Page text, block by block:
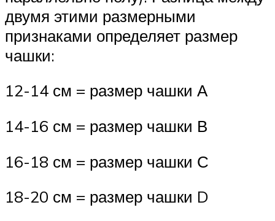
двумя этими размерными
признаками определяет размер
чашки:
12-14 см = размер чашки А
14-16 см = размер чашки В
16-18 см = размер чашки С
18-20 см = размер чашки D